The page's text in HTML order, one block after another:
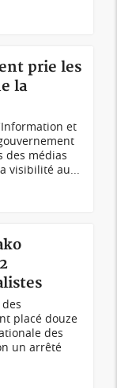
prie les
la
et
des médias
visibilité au...
placé douze
des
un arrêté